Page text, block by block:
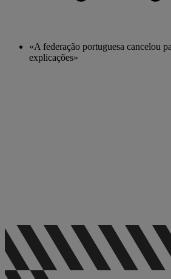
«A federação portuguesa cancelou
explicações»